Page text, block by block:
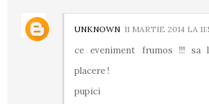
UNKNOWN 11 MARTIE 2014 LA
ce eveniment frumos !!! sa
placere !
pupici